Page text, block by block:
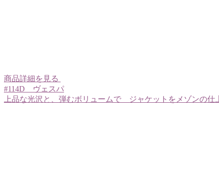
商品詳細を見る
#114D ヴェスパ
上品な光沢と、弾むボリュームで ジャケットをメゾンの仕